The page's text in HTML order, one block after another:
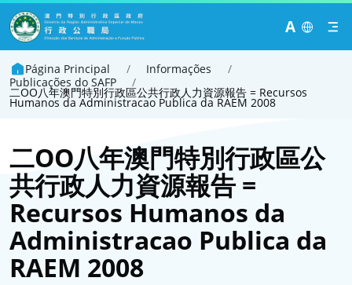
A
Página Principal / Informações
/
Publicações do SAFP
/
二OO八年澳門特別行政區公共行政人力資源報告 = Recursos
Humanos da Administracao Publica da RAEM 2008
二OO八年澳門特別行政區公
共行政人力資源報告 =
Recursos Humanos da
Administracao Publica da
RAEM 2008